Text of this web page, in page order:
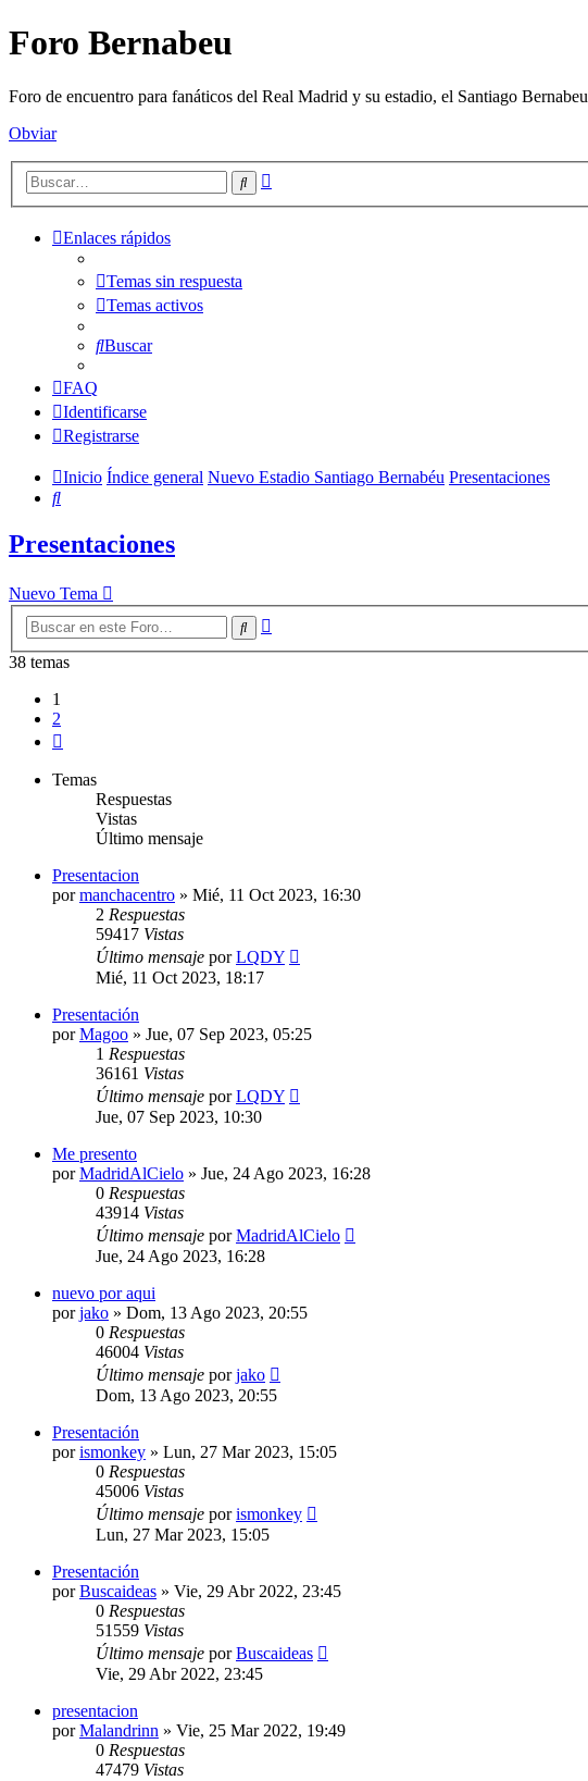
Foro Bernabeu
Foro de encuentro para fanáticos del Real Madrid y su estadio, el Santiago Bernabeu
Obviar
Buscar
Enlaces rápidos
Temas sin respuesta
Temas activos
Buscar
FAQ
Identificarse
Registrarse
Inicio Índice general Nuevo Estadio Santiago Bernabéu Presentaciones
Buscar
Presentaciones
Nuevo Tema
Buscar
38 temas
1
2
Temas
Respuestas
Vistas
Último mensaje
Presentacion
pormanchacentro » Mié, 11 Oct 2023, 16:30
2 Respuestas
59417 Vistas
Último mensaje porLQDY
Mié, 11 Oct 2023, 18:17
Presentación
porMagoo » Jue, 07 Sep 2023, 05:25
1 Respuestas
36161 Vistas
Último mensaje porLQDY
Jue, 07 Sep 2023, 10:30
Me presento
porMadridAlCielo » Jue, 24 Ago 2023, 16:28
0 Respuestas
43914 Vistas
Último mensaje porMadridAlCielo
Jue, 24 Ago 2023, 16:28
nuevo por aqui
porjako » Dom, 13 Ago 2023, 20:55
0 Respuestas
46004 Vistas
Último mensaje porjako
Dom, 13 Ago 2023, 20:55
Presentación
porismonkey » Lun, 27 Mar 2023, 15:05
0 Respuestas
45006 Vistas
Último mensaje porismonkey
Lun, 27 Mar 2023, 15:05
Presentación
porBuscaideas » Vie, 29 Abr 2022, 23:45
0 Respuestas
51559 Vistas
Último mensaje porBuscaideas
Vie, 29 Abr 2022, 23:45
presentacion
porMalandrinn » Vie, 25 Mar 2022, 19:49
0 Respuestas
47479 Vistas